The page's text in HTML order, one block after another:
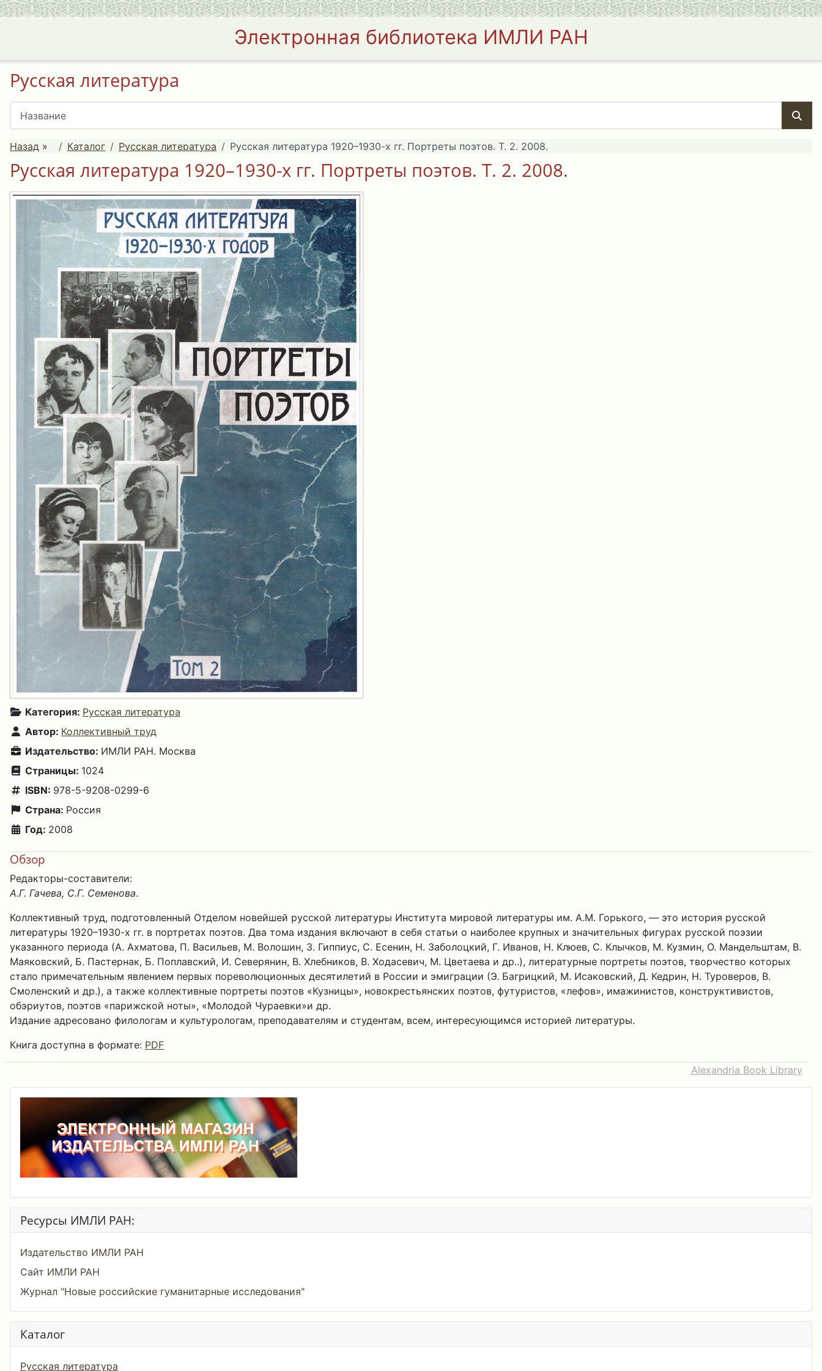
Электронная библиотека ИМЛИ РАН
Русская литература
Назад » Каталог Русская литература Русская литература 1920–1930-х гг. Портреты поэтов. Т. 2. 2008.
Русская литература 1920–1930-х гг. Портреты поэтов. Т. 2. 2008.
Категория: Русская литература
Автор: Коллективный труд
Издательство: ИМЛИ РАН. Москва
Страницы: 1024
ISBN: 978-5-9208-0299-6
Страна: Россия
Год: 2008
Обзор
Редакторы-составители:
А.Г. Гачева, С.Г. Семенова.
Коллективный труд, подготовленный Отделом новейшей русской литературы Института мировой литературы им. А.М. Горького, — это история русской
литературы 1920–1930-х гг. в портретах поэтов. Два тома издания включают в себя статьи о наиболее крупных и значительных фигурах русской поэзии
указанного периода (А. Ахматова, П. Васильев, М. Волошин, З. Гиппиус, С. Есенин, Н. Заболоцкий, Г. Иванов, Н. Клюев, С. Клычков, М. Кузмин, О. Мандельштам, В.
Маяковский, Б. Пастернак, Б. Поплавский, И. Северянин, В. Хлебников, В. Ходасевич, М. Цветаева и др..), литературные портреты поэтов, творчество которых
стало примечательным явлением первых пореволюционных десятилетий в России и эмиграции (Э. Багрицкий, М. Исаковский, Д. Кедрин, Н. Туроверов, В.
Смоленский и др.), а также коллективные портреты поэтов «Кузницы», новокрестьянских поэтов, футуристов, «лефов», имажинистов, конструктивистов,
обэриутов, поэтов «парижской ноты», «Молодой Чураевки»и др.
Издание адресовано филологам и культурологам, преподавателям и студентам, всем, интересующимся историей литературы.
Книга доступна в формате: PDF
Alexandria Book Library
Ресурсы ИМЛИ РАН:
Издательство ИМЛИ РАН
Сайт ИМЛИ РАН
Журнал "Новые российские гуманитарные исследования"
Каталог
Русская литература